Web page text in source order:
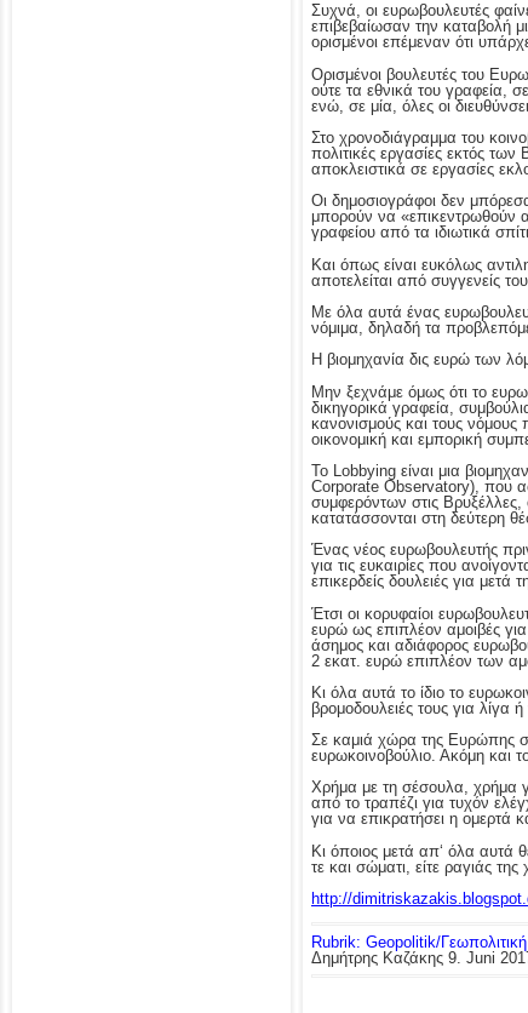
Συχνά, οι ευρωβουλευτές
επιβεβαίωσαν την καταβολή
ορισμένοι επέμεναν ότι
Ορισμένοι βουλευτές του
ούτε τα εθνικά του γραφεία,
ενώ, σε μία, όλες οι
Στο χρονοδιάγραμμα του
πολιτικές εργασίες εκτός
αποκλειστικά σε εργασίες
Οι δημοσιογράφοι δεν
μπορούν να «επικεντρωθούν
γραφείου από τα ιδιωτικά
Και όπως είναι ευκόλως
αποτελείται από συγγενείς
Με όλα αυτά ένας
νόμιμα, δηλαδή τα
Η βιομηχανία δις ευρώ των
Μην ξεχνάμε όμως ότι το
δικηγορικά γραφεία,
κανονισμούς και τους νόμους
οικονομική και εμπορική
Το Lobbying είναι μια
Corporate Observatory), που
συμφερόντων στις
κατατάσσονται στη δεύτερη
Ένας νέος ευρωβουλευτής
για τις ευκαιρίες που
επικερδείς δουλειές για μετά
Έτσι οι κορυφαίοι
ευρώ ως επιπλέον αμοιβές
άσημος και αδιάφορος
2 εκατ. ευρώ επιπλέον των
Κι όλα αυτά το ίδιο το
βρομοδουλειές τους για λίγα
Σε καμιά χώρα της Ευρώπης
ευρωκοινοβούλιο. Ακόμη και
Χρήμα με τη σέσουλα, χρήμα
από το τραπέζι για τυχόν
για να επικρατήσει η ομερτά
Κι όποιος μετά απ‘ όλα αυτά
τε και σώματι, είτε ραγιάς της
http://
Rubrik: Geopolitik/Γεωπολιτική
Δημήτρης Καζάκης 9. Juni